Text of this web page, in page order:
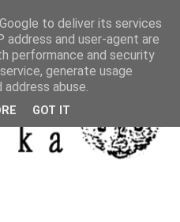
to deliver its services
address and user-agent are
performance and security
generate usage
abuse.
GOT IT